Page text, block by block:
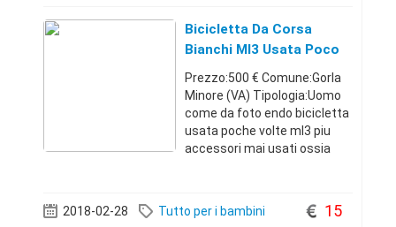
Bicicletta Da Corsa
Bianchi Ml3 Usata Poco
Piu' Ac
Prezzo:500 € Comune:Gorla
Minore (VA) Tipologia:Uomo
come da foto endo bicicletta
usata poche volte ml3 piu
accessori mai usati ossia
prezzoLombardia340646268
9500 €
2018-02-28 Tutto per i bambini 15